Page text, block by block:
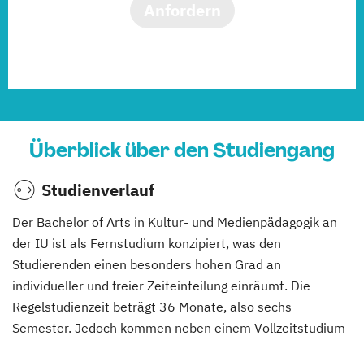
Überblick über den Studiengang
Studienverlauf
Der Bachelor of Arts in Kultur- und Medienpädagogik an
der IU ist als Fernstudium konzipiert, was den
Studierenden einen besonders hohen Grad an
individueller und freier Zeiteinteilung einräumt. Die
Regelstudienzeit beträgt 36 Monate, also sechs
Semester. Jedoch kommen neben einem Vollzeitstudium